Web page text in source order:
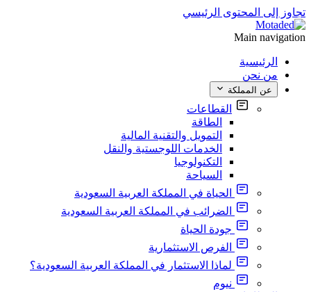
تجاوز إلى المحتوى الرئيسي
Main navigation
الرئيسية
من نحن
عن المملكة
القطاعات
الطاقة
التمويل والتقنية المالية
الخدمات اللوجستية والنقل
التكنولوجيا
السياحة
الحياة في المملكة العربية السعودية
الضرائب في المملكة العربية السعودية
جودة الحياة
الفرص الاستثمارية
لماذا الاستثمار في المملكة العربية السعودية؟
نيوم